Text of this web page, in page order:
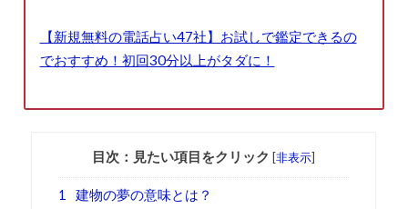
【新規無料の電話占い47社】お試しで鑑定できるの
でおすすめ！初回30分以上がタダに！
目次：見たい項目をクリック [非表示]
1 建物の夢の意味とは？